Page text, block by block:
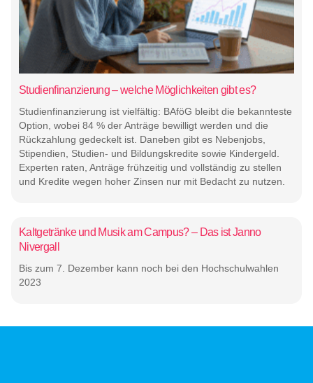
Studienfinanzierung – welche Möglichkeiten gibt es?
Studienfinanzierung ist vielfältig: BAföG bleibt die bekannteste
Option, wobei 84 % der Anträge bewilligt werden und die
Rückzahlung gedeckelt ist. Daneben gibt es Nebenjobs,
Stipendien, Studien- und Bildungskredite sowie Kindergeld.
Experten raten, Anträge frühzeitig und vollständig zu stellen
und Kredite wegen hoher Zinsen nur mit Bedacht zu nutzen.
Kaltgetränke und Musik am Campus? – Das ist Janno
Nivergall
Bis zum 7. Dezember kann noch bei den Hochschulwahlen
2023